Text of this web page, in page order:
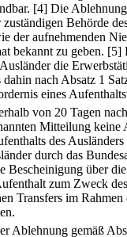
[4] Die
Behörde
der aufnehmenden
bekannt zu geben. [5]
die
nach Absatz 1
eines
von 20 Tagen
Mitteilung keine
des
durch das
Bescheinigung über
zum Zweck des
Transfers im
Ablehnung gemäß